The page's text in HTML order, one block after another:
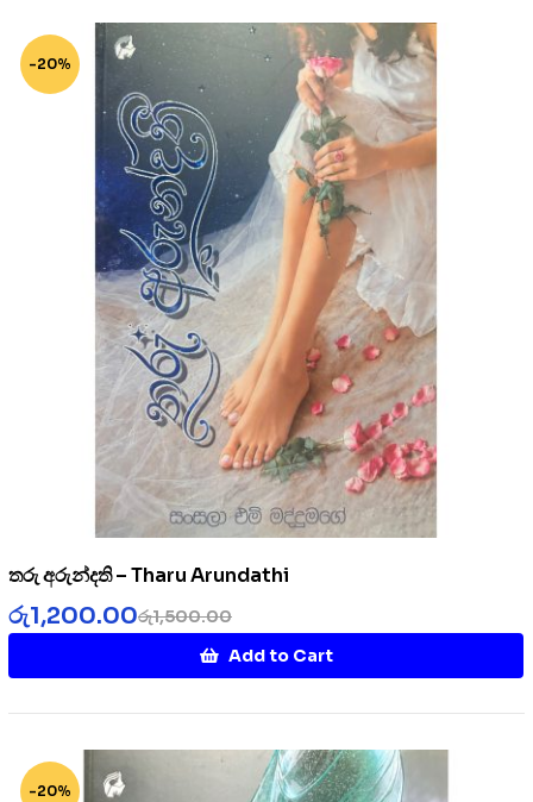
-20%
තරු අරුන්දති – Tharu Arundathi
රු1,500.00
රු1,200.00
Add to Cart
-20%